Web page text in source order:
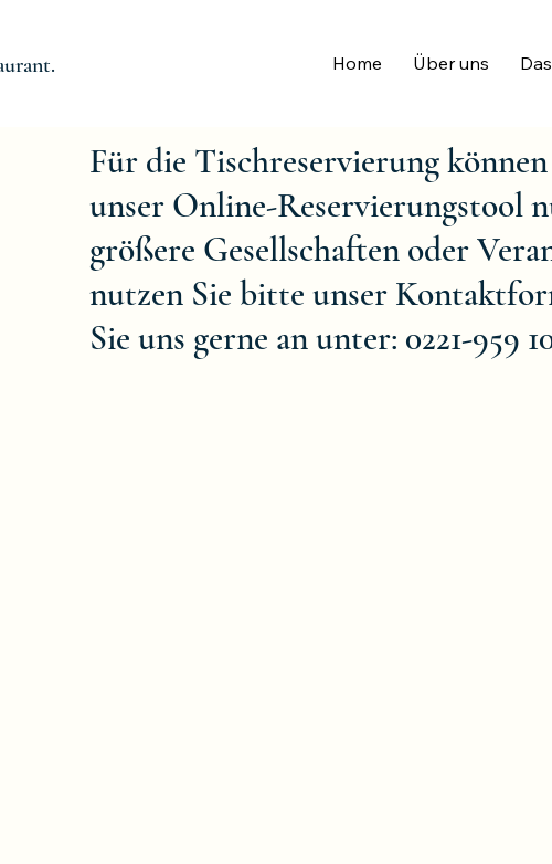
Home Über uns
Für die Tischreservierung
unser Online-Reservierungstool
größere Gesellschaften oder
nutzen Sie bitte unser
Sie uns gerne an unter: 0221-959